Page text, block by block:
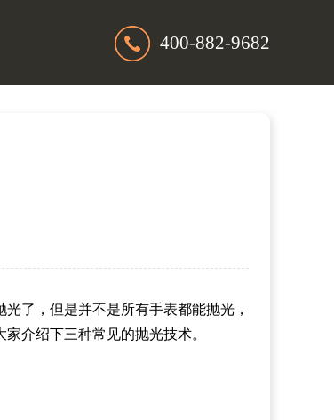
400-882-9682
了，但是并不是所有手表都能抛光，
介绍下三种常见的抛光技术。